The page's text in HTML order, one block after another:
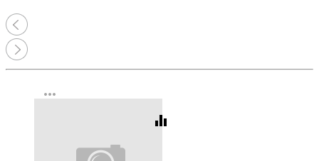
more_horiz
equalizer